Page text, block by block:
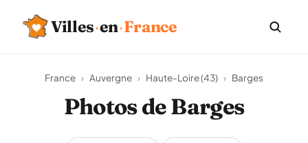
Villes·en·France
France › Auvergne › Haute-Loire (43) › Barges
Photos de Barges